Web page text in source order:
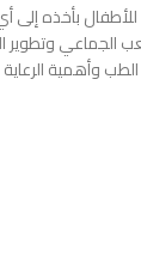
بأخذه
الجماعي وتطوير
وأهمية